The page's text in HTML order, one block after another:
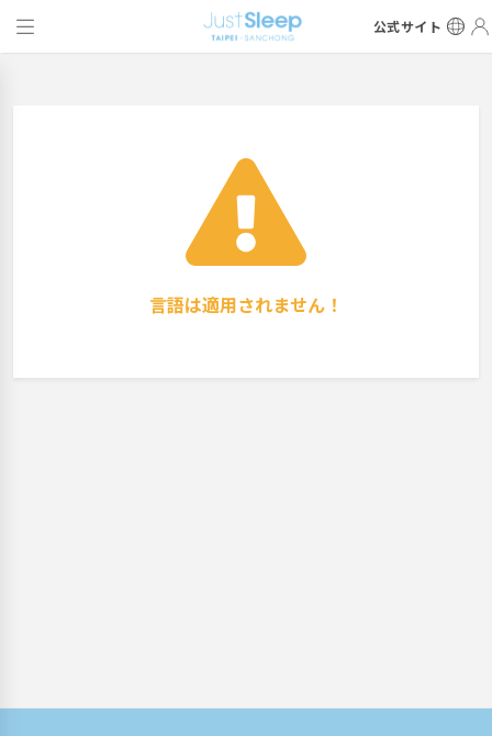
公式サイト
言語は適用されません！